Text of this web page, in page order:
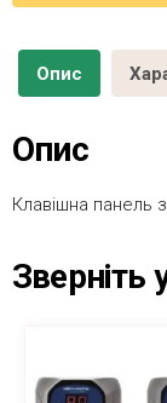
Опис
Опис
Клавішна панель
Зверніть